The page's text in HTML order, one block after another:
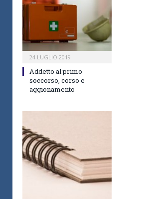
24 LUGLIO 2019
Addetto al primo
soccorso, corso e
aggionamento